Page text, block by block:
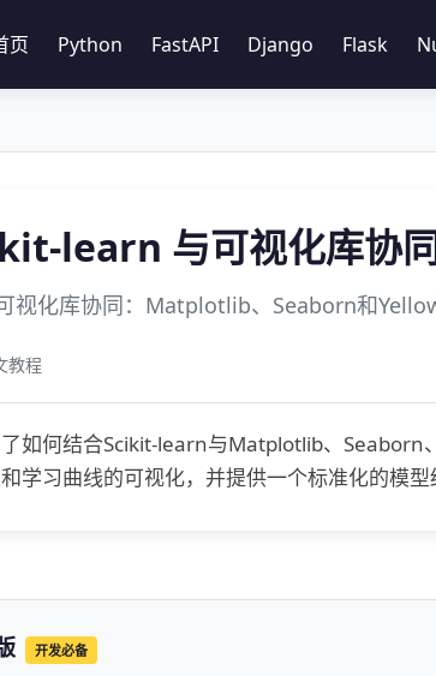
页 Python FastAPI Django Flask
learn 与可视化库协
视化库协同：Matplotlib、Seaborn和
教程
如何结合Scikit-learn与Matplotlib、Seaborn
学习曲线的可视化，并提供一个标准化的模
开发必备